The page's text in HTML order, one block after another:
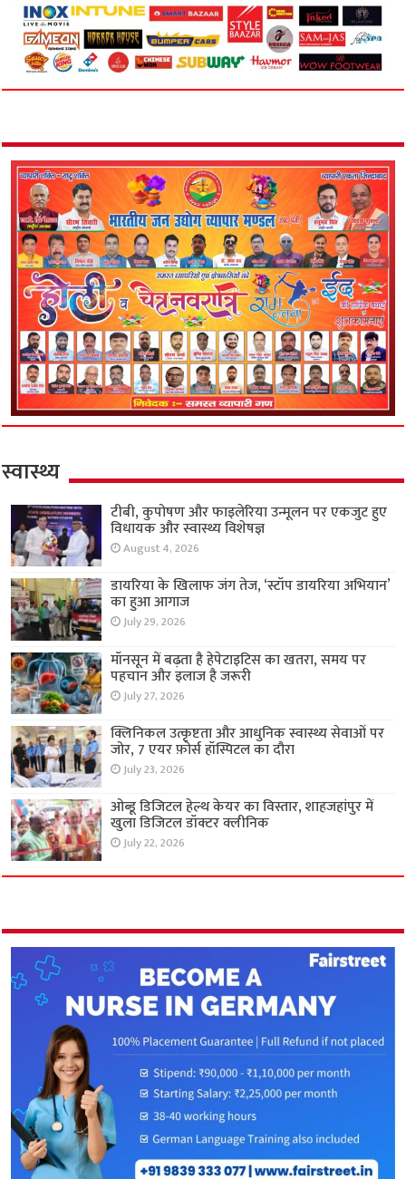
स्वास्थ्य
टीबी, कुपोषण और फाइलेरिया उन्मूलन पर एकजुट हुए
विधायक और स्वास्थ्य विशेषज्ञ
August 4, 2026
डायरिया के खिलाफ जंग तेज, ‘स्टॉप डायरिया अभियान’
का हुआ आगाज
July 29, 2026
मॉनसून में बढ़ता है हेपेटाइटिस का खतरा, समय पर
पहचान और इलाज है जरूरी
July 27, 2026
क्लिनिकल उत्कृष्टता और आधुनिक स्वास्थ्य सेवाओं पर
जोर, 7 एयर फ़ोर्स हॉस्पिटल का दौरा
July 23, 2026
ओब्डू डिजिटल हेल्थ केयर का विस्तार, शाहजहांपुर में
खुला डिजिटल डॉक्टर क्लीनिक
July 22, 2026